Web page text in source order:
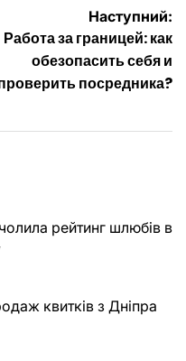
Наступний:
Работа за границей: как
обезопасить себя и
посредника?
рейтинг шлюбів в
квитків з Дніпра